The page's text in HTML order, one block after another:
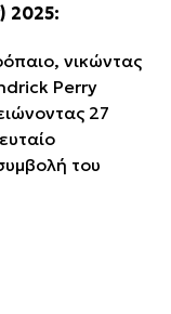
2025:
νικώντας
Perry
27
του